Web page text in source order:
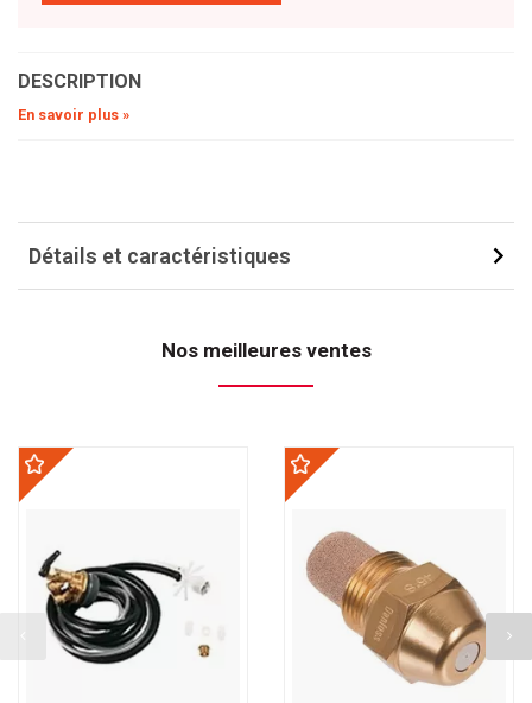
DESCRIPTION
En savoir plus »
Détails et caractéristiques
Nos meilleures ventes